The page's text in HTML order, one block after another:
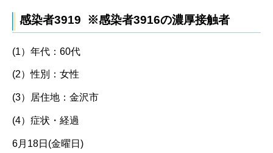
感染者3919 ※感染者3916の濃厚接触者
(1）年代：60代
(2）性別：女性
(3）居住地：金沢市
(4）症状・経過
6月18日(金曜日)